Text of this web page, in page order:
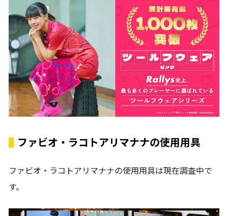
ファビオ・ラコトアリマナナの使用用具
ファビオ・ラコトアリマナナの使用用具は現在調査中で
す。